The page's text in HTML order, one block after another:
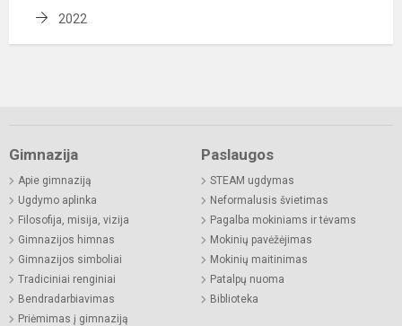
2022
Gimnazija
Apie gimnaziją
Ugdymo aplinka
Filosofija, misija, vizija
Gimnazijos himnas
Gimnazijos simboliai
Tradiciniai renginiai
Bendradarbiavimas
Priėmimas į gimnaziją
Paslaugos
STEAM ugdymas
Neformalusis švietimas
Pagalba mokiniams ir tėvams
Mokinių pavėžėjimas
Mokinių maitinimas
Patalpų nuoma
Biblioteka